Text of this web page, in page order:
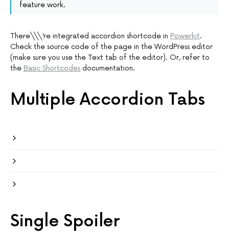
feature work.
There\\\’re integrated accordion shortcode in Powerkit.
Check the source code of the page in the WordPress editor
(make sure you use the Text tab of the editor). Or, refer to
the Basic Shortcodes documentation.
Multiple Accordion Tabs
Single Spoiler